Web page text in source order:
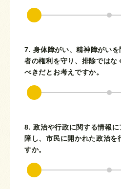
7. 身体障がい、精神障がい
者の権利を守り、排除ではな
べきだとお考えですか。
8. 政治や行政に関する情報
障し、市民に開かれた政治を
すか。